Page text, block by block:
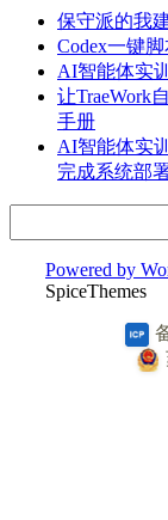
保守派的我
Codex一键脚
AI智能体实
让TraeWork
手册
AI智能体实
完成系统部
Powered by
SpiceThemes